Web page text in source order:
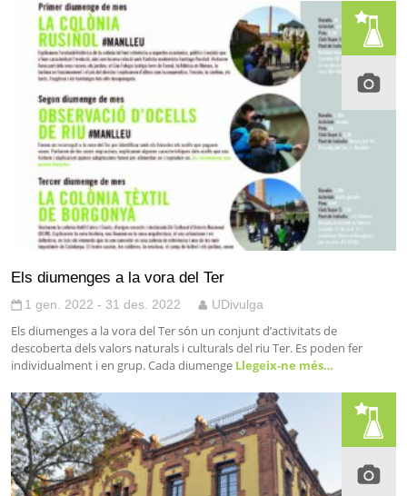
Els diumenges a la vora del Ter
1 gen. 2022 - 31 des. 2022 UDivulga
Els diumenges a la vora del Ter són un conjunt d’activitats de
descoberta dels valors naturals i culturals del riu Ter. Es poden fer
individualment i en grup. Cada diumenge Llegeix-ne més…